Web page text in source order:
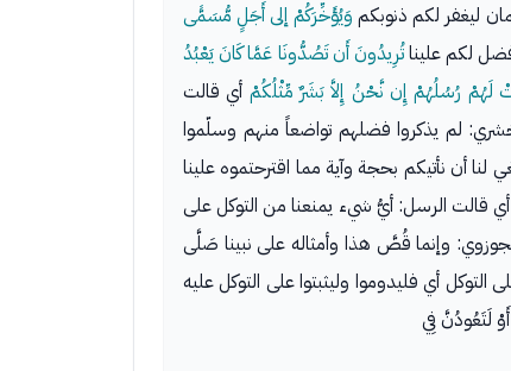
ليغفر لكم ذنوبكم وَيُؤَخِّرَكُمْ إلى أَجَلٍ مُّسَمًّى
فضل لكم عليناتُرِيدُونَ أَن تَصُدُّونَا عَمَّا كَانَ يَعْبُدُ
لَهُمْ رُسُلُهُمْ إِن نَّحْنُ إِلاَّ بَشَرٌ مِّثْلُكُمْ أي قالت
لم يذكروا فضلهم تواضعاً منهم وسلّموا
لنا أن نأتيكم بحجة وآية مما اقترحتموه علينا
قالت الرسل: أيُّ شيء يمنعنا من التوكل على
وإنما قُصَّ هذا وأمثاله على نبينا صَلَّى
التوكل أي فليدوموا وليثبتوا على التوكل عليه
لَتَعُودُنَّ فِي